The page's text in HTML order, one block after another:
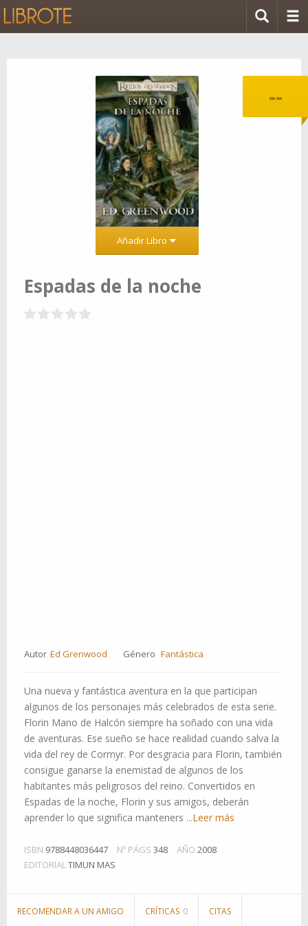
--
Añadir Libro
Espadas de la noche
Autor Ed Grenwood Género Fantástica
Una nueva y fantástica aventura en la que participan
algunos de los personajes más celebrados de esta serie.
Florin Mano de Halcón siempre ha soñado con una vida
de aventuras. Ese sueño se hace realidad cuando salva la
vida del rey de Cormyr. Por desgracia para Florin, también
consigue ganarse la enemistad de algunos de los
habitantes más peligrosos del reino. Convertidos en
Espadas de la noche, Florin y sus amigos, deberán
aprender lo que significa manteners ...Leer más
ISBN 9788448036447 Nº PÁGS 348 AÑO 2008
EDITORIALTIMUN MAS
RECOMENDAR A UN AMIGO CRÍTICAS 0 CITAS